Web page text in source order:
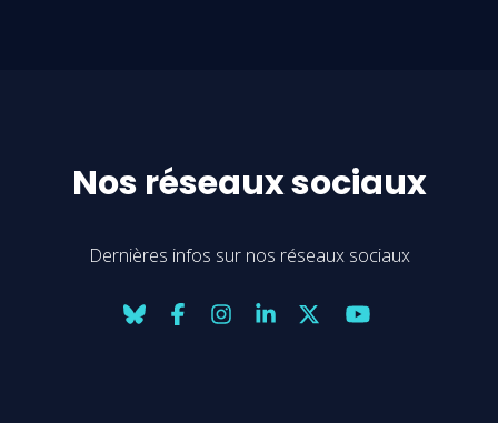
Nos réseaux sociaux
Dernières infos sur nos réseaux sociaux